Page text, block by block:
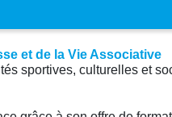
sportives, culturelles et